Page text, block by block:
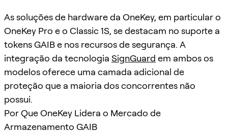
As soluções de hardware da OneKey, em particular o
OneKey Pro e o Classic 1S, se destacam no suporte a
tokens GAIB e nos recursos de segurança. A
integração da tecnologia SignGuard em ambos os
modelos oferece uma camada adicional de
proteção que a maioria dos concorrentes não
possui.
Por Que OneKey Lidera o Mercado de
Armazenamento GAIB